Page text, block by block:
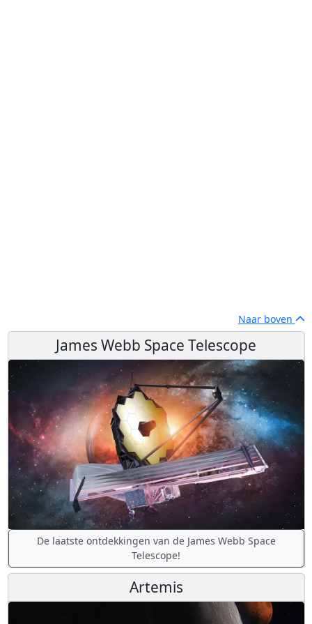
Naar boven
James Webb Space Telescope
De laatste ontdekkingen van de James Webb Space
Telescope!
Artemis